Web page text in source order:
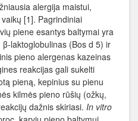
alergija maistui,
[1]. Pagrindiniai
piene esantys baltymai yra
laktoglobulinas (Bos d 5) ir
pieno alergenas kazeinas
reakcijas gali sukelti
pieną, kepinius su pienu
kilmės pieno rūšių (ožkų,
dažnis skiriasi. In vitro